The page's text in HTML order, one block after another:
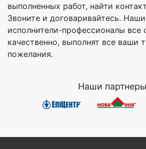
выполненных работ, найти
Звоните и договаривайтесь.
исполнители-профессионалы все
качественно, выполнят все ваши
пожелания.
Наши партнеры